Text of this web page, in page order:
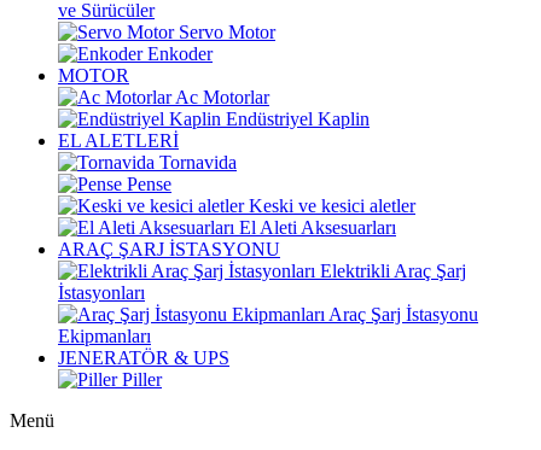
ve Sürücüler
Servo Motor
Enkoder
MOTOR
Ac Motorlar
Endüstriyel Kaplin
EL ALETLERİ
Tornavida
Pense
Keski ve kesici aletler
El Aleti Aksesuarları
ARAÇ ŞARJ İSTASYONU
Elektrikli Araç Şarj
İstasyonları
Araç Şarj İstasyonu
Ekipmanları
JENERATÖR & UPS
Piller
Menü